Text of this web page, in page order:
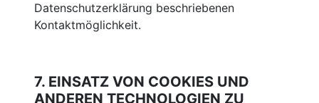
Datenschutzerklärung beschriebenen
Kontaktmöglichkeit.
7. EINSATZ VON COOKIES UND
ANDEREN TECHNOLOGIEN ZU